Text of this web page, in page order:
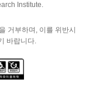
Institute.
거부하며, 이를 위반시
바랍니다.